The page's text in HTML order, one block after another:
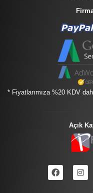
* Fiyatlarımıza %20 KDV
Açık